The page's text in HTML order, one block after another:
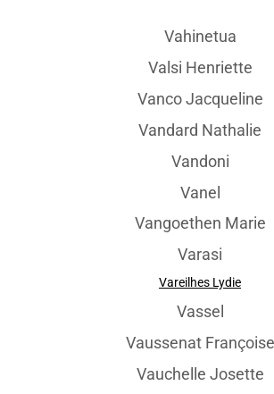
Vahinetua
Valsi Henriette
Vanco Jacqueline
Vandard Nathalie
Vandoni
Vanel
Vangoethen Marie
Varasi
Vareilhes Lydie
Vassel
Vaussenat Françoise
Vauchelle Josette